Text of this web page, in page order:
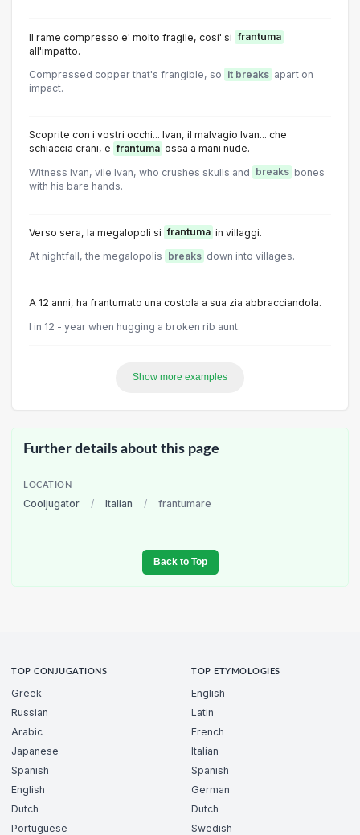
Il rame compresso e' molto fragile, cosi' si frantuma
all'impatto.
Compressed copper that's frangible, so it breaks apart on
impact.
Scoprite con i vostri occhi... Ivan, il malvagio Ivan... che
schiaccia crani, e frantuma ossa a mani nude.
Witness Ivan, vile Ivan, who crushes skulls and breaks bones
with his bare hands.
Verso sera, la megalopoli si frantuma in villaggi.
At nightfall, the megalopolis breaks down into villages.
A 12 anni, ha frantumato una costola a sua zia abbracciandola.
I in 12 - year when hugging a broken rib aunt.
Show more examples
Further details about this page
LOCATION
Cooljugator / Italian / frantumare
Back to Top
TOP CONJUGATIONS
Greek
Russian
Arabic
Japanese
Spanish
English
Dutch
Portuguese
TOP ETYMOLOGIES
English
Latin
French
Italian
Spanish
German
Dutch
Swedish